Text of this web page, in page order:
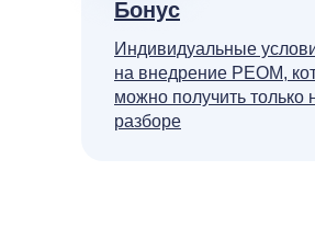
Бонус
Индивидуальные
на внедрение РЕОМ,
можно получить только
разборе